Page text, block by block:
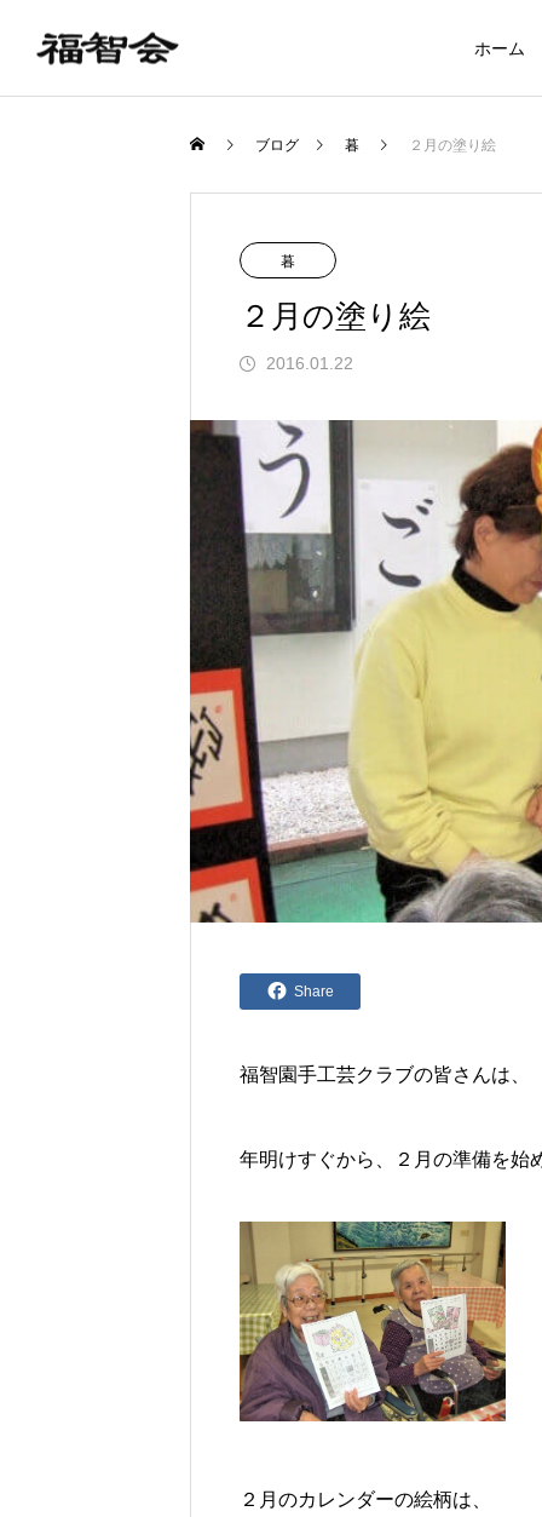
ホーム
ブログ 暮 ２月の塗り絵
暮
２月の塗り絵
2016.01.22
Share
福智園手工芸クラブの皆さんは、
年明けすぐから、２月の準備を始
２月のカレンダーの絵柄は、